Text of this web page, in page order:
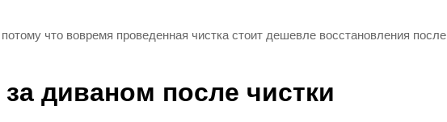
что вовремя проведенная чистка стоит дешевле восстановления после
диваном после чистки